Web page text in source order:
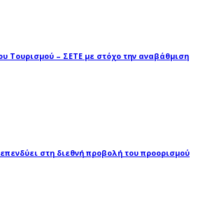
Τουρισμού – ΣΕΤΕ με στόχο την αναβάθμιση
στη διεθνή προβολή του προορισμού